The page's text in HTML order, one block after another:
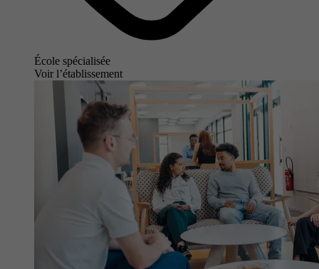
École spécialisée
Voir l’établissement